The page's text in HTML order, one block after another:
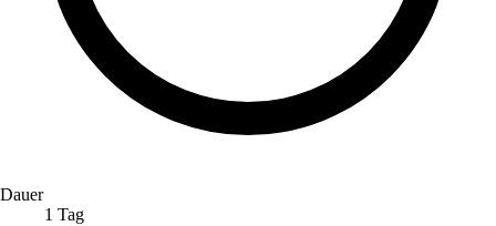
Dauer
1 Tag